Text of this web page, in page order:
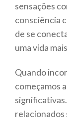
sensações
consciência
de se
uma vida
Quando
começamos
relacionados